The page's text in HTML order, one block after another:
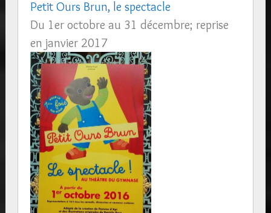
Petit Ours Brun, le spectacle
Du 1er octobre au 31 décembre; reprise
en janvier 2017